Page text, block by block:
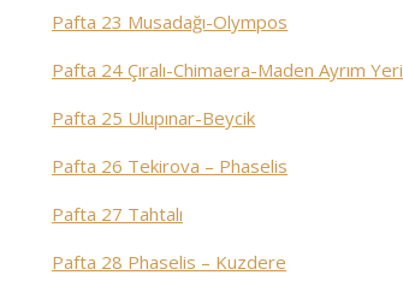
Pafta 23 Musadağı-Olympos
Pafta 24 Çıralı-Chimaera-Maden Ayrım Yeri
Pafta 25 Ulupınar-Beycik
Pafta 26 Tekirova – Phaselis
Pafta 27 Tahtalı
Pafta 28 Phaselis – Kuzdere